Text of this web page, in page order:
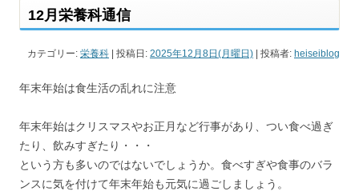
12月栄養科通信
カテゴリー: 栄養科 | 投稿日: 2025年12月8日(月曜日) | 投稿者: heiseiblog
年末年始は食生活の乱れに注意
年末年始はクリスマスやお正月など行事があり、つい食べ過ぎ
たり、飲みすぎたり・・・
という方も多いのではないでしょうか。食べすぎや食事のバラ
ンスに気を付けて年末年始も元気に過ごしましょう。